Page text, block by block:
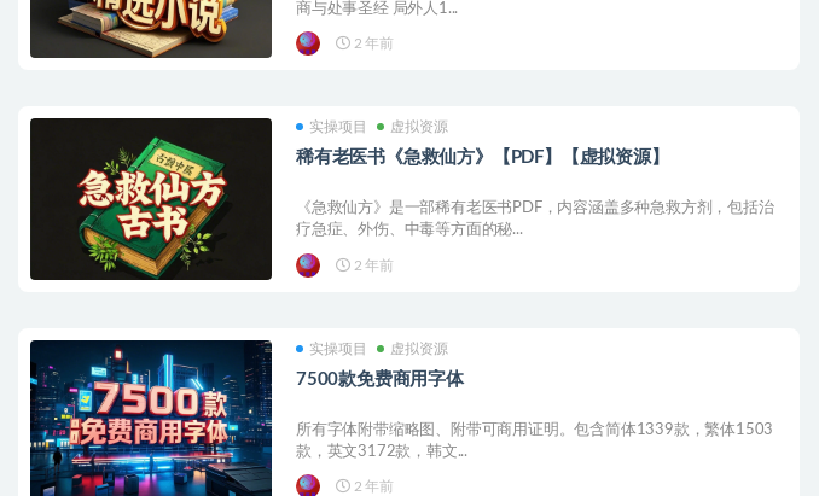
商与处事圣经 局外人1...
2 年前
实操项目 虚拟资源
稀有老医书《急救仙方》【PDF】【虚拟资源】
《急救仙方》是一部稀有老医书PDF，内容涵盖多种急救方剂，包括治
疗急症、外伤、中毒等方面的秘...
2 年前
实操项目 虚拟资源
7500款免费商用字体
所有字体附带缩略图、附带可商用证明。包含简体1339款，繁体1503
款，英文3172款，韩文...
2 年前